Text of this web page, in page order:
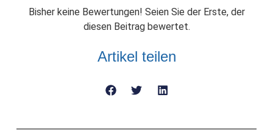
Bisher keine Bewertungen! Seien Sie der Erste, der
diesen Beitrag bewertet.
Artikel teilen